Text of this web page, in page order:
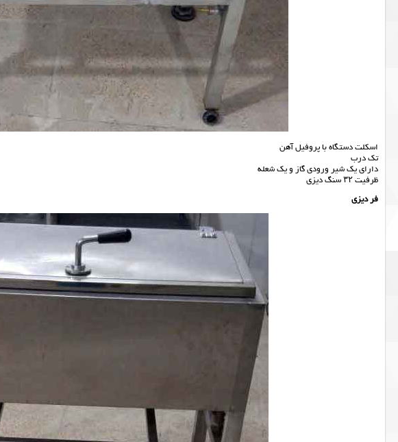
اسکلت دستگاه با پروفیل آهن
تک درب
دارای یک شیر ورودی گاز و یک شعله
ظرفیت ۳۲ سنگ دیزی
فر دیزی